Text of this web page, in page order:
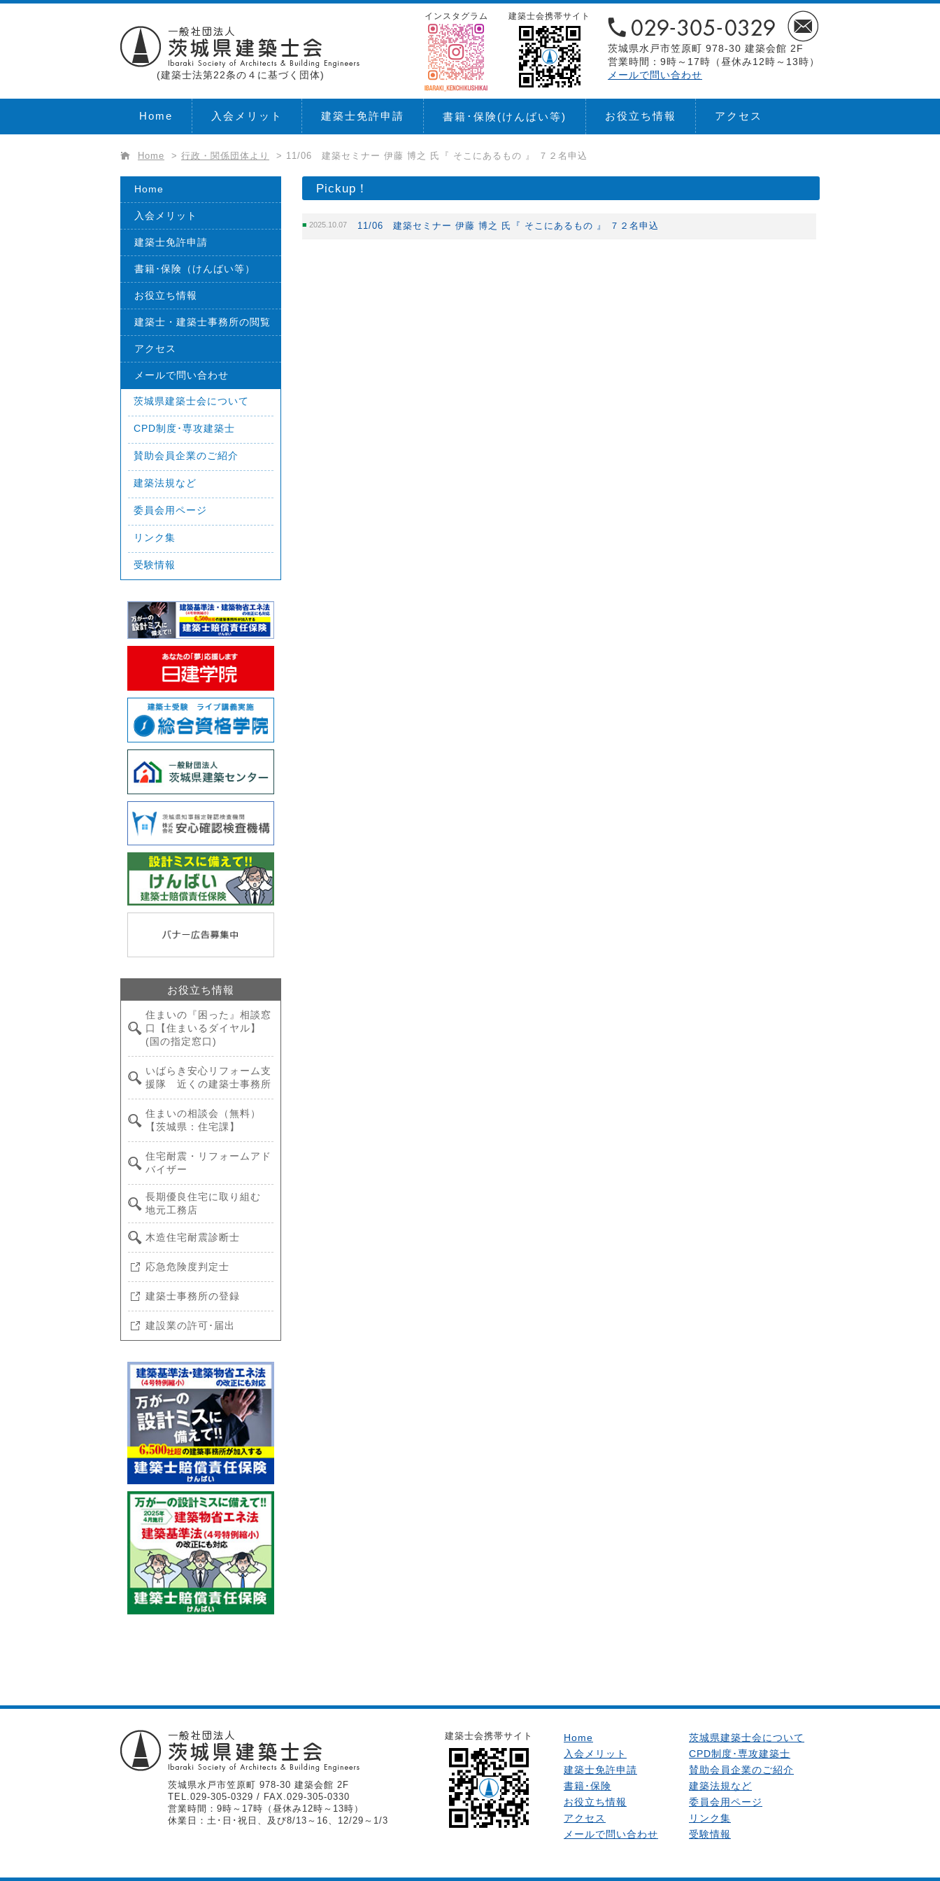
(建築士法第22条の４に基づく団体)
茨城県水戸市笠原町 978-30 建築会館 2F
営業時間：9時～17時（昼休み12時～13時）
メールで問い合わせ
建築士会携帯サイト
インスタグラム
Home 入会メリット 建築士免許申請 書籍･保険(けんばい等) お役立ち情報 アクセス
Home > 行政・関係団体より > 11/06 建築セミナー 伊藤 博之 氏『 そこにあるもの 』 ７２名申込
Pickup！
2025.10.07 11/06 建築セミナー 伊藤 博之 氏『 そこにあるもの 』 ７２名申込
Home
入会メリット
建築士免許申請
書籍･保険（けんばい等）
お役立ち情報
建築士・建築士事務所の閲覧
アクセス
メールで問い合わせ
茨城県建築士会について
CPD制度･専攻建築士
賛助会員企業のご紹介
建築法規など
委員会用ページ
リンク集
受験情報
お役立ち情報
住まいの『困った』相談窓
口【住まいるダイヤル】
(国の指定窓口)
いばらき安心リフォーム支
援隊 近くの建築士事務所
住まいの相談会（無料）
【茨城県：住宅課】
住宅耐震・リフォームアド
バイザー
長期優良住宅に取り組む
地元工務店
木造住宅耐震診断士
応急危険度判定士
建築士事務所の登録
建設業の許可･届出
茨城県水戸市笠原町 978-30 建築会館 2F
TEL. 029-305-0329 / FAX.029-305-0330
営業時間：9時～17時（昼休み12時～13時）
休業日：土･日･祝日、及び8/13～16、12/29～1/3
Home
入会メリット
建築士免許申請
書籍･保険
お役立ち情報
アクセス
メールで問い合わせ
茨城県建築士会について
CPD制度･専攻建築士
賛助会員企業のご紹介
建築法規など
委員会用ページ
リンク集
受験情報
建築士会携帯サイト